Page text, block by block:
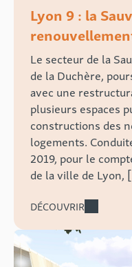
Lyon 9 : la
Le secteur de la
de la Duchère,
avec une
plusieurs espaces
constructions des
logements.
2019, pour le
de la ville de Lyon,
DÉCOUVRIR